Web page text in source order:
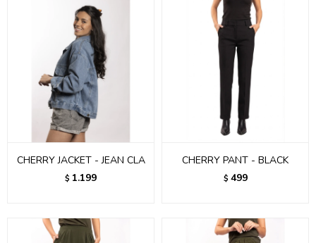
CHERRY JACKET - JEAN CLA
$ 1.199
CHERRY PANT - BLACK
$ 499